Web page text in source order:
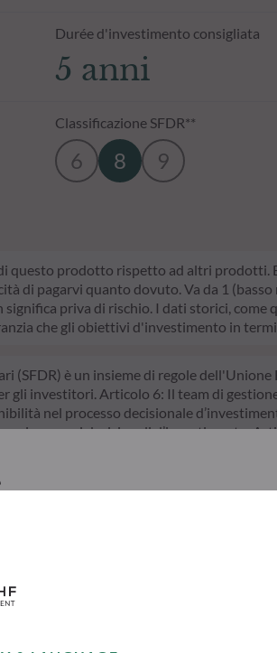
Durée d'investimento consigliata
5 anni
Classificazione SFDR**
6 8 9
questo prodotto rispetto ad altri prodotti.
di pagarvi quanto dovuto. Va da 1
priva di rischio. I dati storici,
che gli obiettivi d'investimento in
è un insieme di regole
gli investitori. Articolo 6: Il team di
nel processo decisionale
processi decisionali d’investimento.
della transizione ecologica e affronta
pagine successive.
è tenuto ad accertarsi di essere
presentati, ai sensi delle leggi in vigore nel
unicamente a scopo informativo e non
e i servizi presentati. Le informazioni
non hanno valore contrattuale e